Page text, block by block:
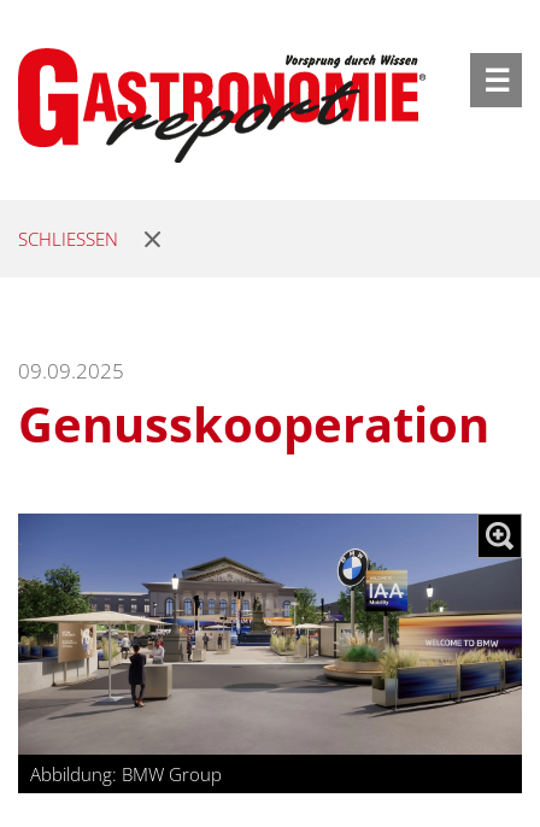
☰
SCHLIESSEN
09.09.2025
Genusskooperation
Abbildung: BMW Group